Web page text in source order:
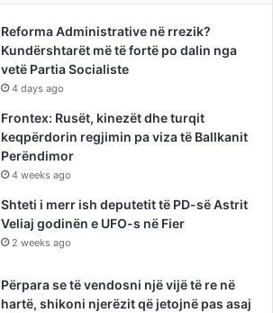
Reforma Administrative në rrezik?
Kundërshtarët më të fortë po dalin nga
vetë Partia Socialiste
4 days ago
Frontex: Rusët, kinezët dhe turqit
keqpërdorin regjimin pa viza të Ballkanit
Perëndimor
4 weeks ago
Shteti i merr ish deputetit të PD-së Astrit
Veliaj godinën e UFO-s në Fier
2 weeks ago
Përpara se të vendosni një vijë të re në
hartë, shikoni njerëzit që jetojnë pas asaj